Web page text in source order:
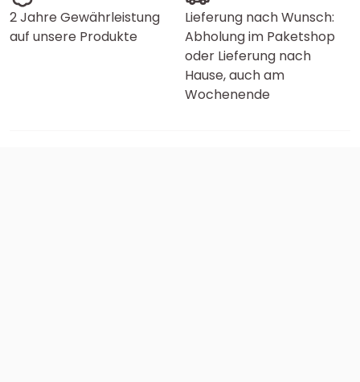
2 Jahre Gewährleistung
auf unsere Produkte
Lieferung nach Wunsch:
Abholung im Paketshop
oder Lieferung nach
Hause, auch am
Wochenende